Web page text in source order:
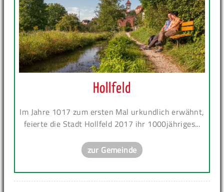
Hollfeld
Im Jahre 1017 zum ersten Mal urkundlich erwähnt,
feierte die Stadt Hollfeld 2017 ihr 1000jähriges...
zur Gemeinde